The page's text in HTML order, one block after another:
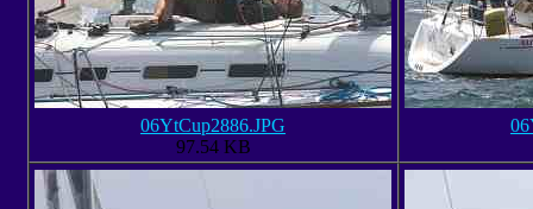
06YtCup2886.JPG
97.54 KB